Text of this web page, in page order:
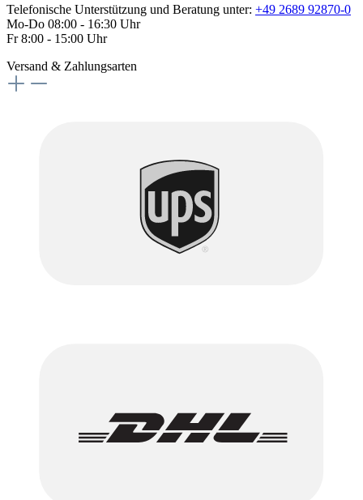
Telefonische Unterstützung und Beratung unter: +49 2689 92870-0
Mo-Do 08:00 - 16:30 Uhr
Fr 8:00 - 15:00 Uhr
Versand & Zahlungsarten